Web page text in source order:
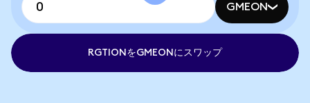
GMEON
RGTIONをGMEONにスワップ